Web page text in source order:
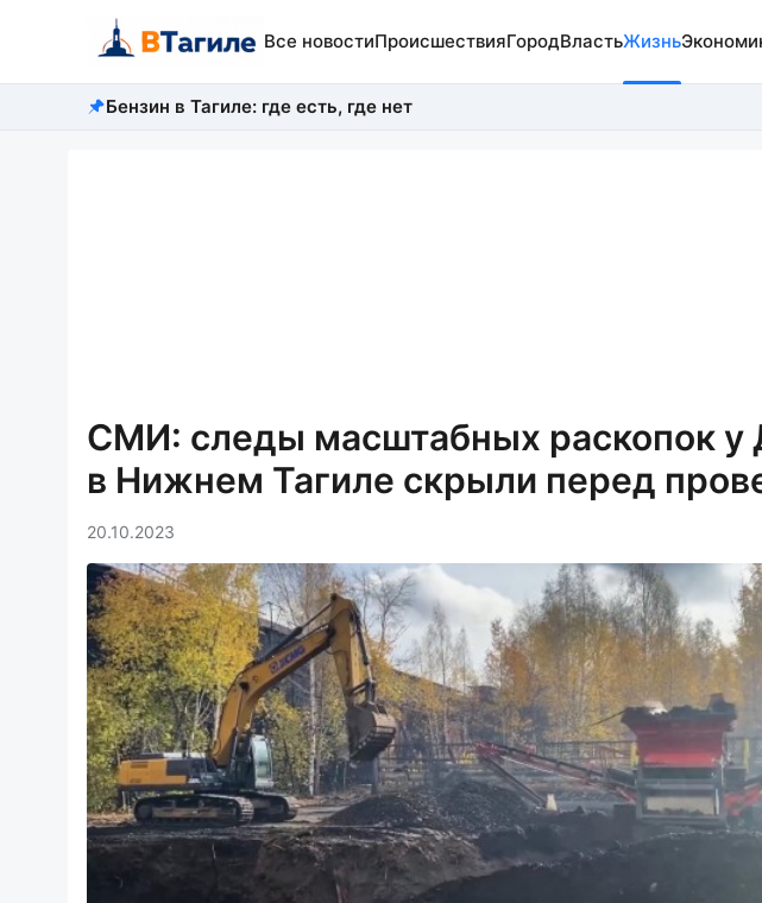
Все новостиПроисшествияГородВластьЖизнь
Бензин в Тагиле: где есть, где нет
СМИ: следы масштабных раскопок у
в Нижнем Тагиле скрыли перед
20.10.2023